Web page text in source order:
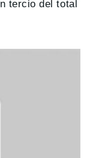
tercio del total